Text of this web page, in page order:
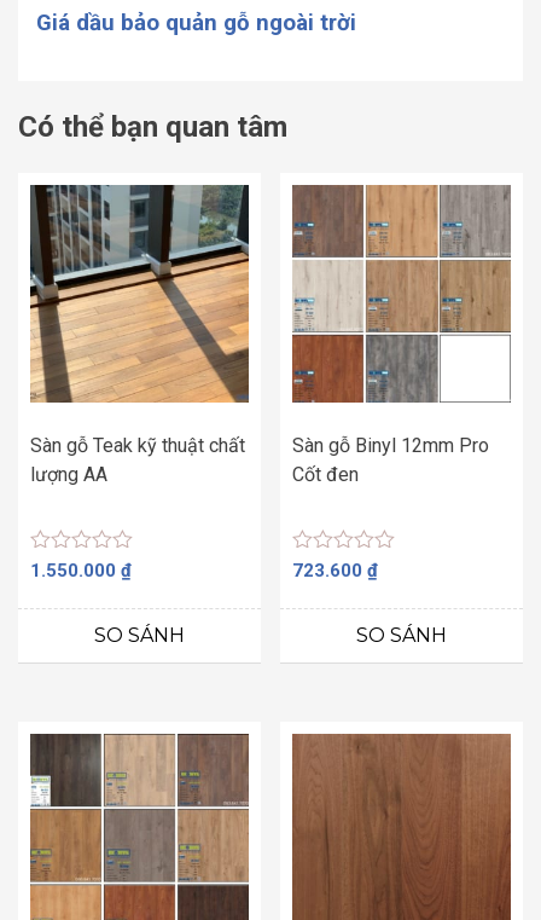
Giá dầu bảo quản gỗ ngoài trời
Có thể bạn quan tâm
Sàn gỗ Teak kỹ thuật chất
lượng AA
Được
hạng
sao
1.550.000 ₫
SO SÁNH
Sàn gỗ Binyl 12mm Pro
Cốt đen
Được
hạng
sao
723.600₫
SO SÁNH